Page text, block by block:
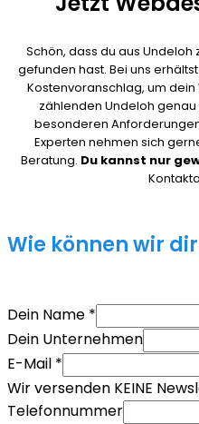
Schön, dass du aus
gefunden hast. Bei uns
Kostenvoranschlag, um dein
zählenden Undeloh
besonderen
Experten nehmen sich
Beratung. Du kannst nur
Wie können wir
Dein Name *
Dein Unternehmen
E-Mail *
Wir versenden KEINE
Telefonnummer